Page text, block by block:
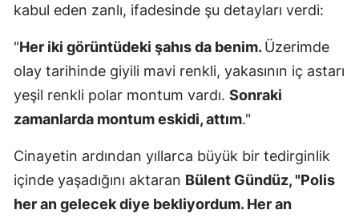
kabul eden zanlı, ifadesinde şu detayları verdi:
"Her iki görüntüdeki şahıs da benim.Üzerimde
olay tarihinde giyili mavi renkli, yakasının iç astarı
yeşil renkli polar montum vardı. Sonraki
zamanlarda montum eskidi, attım."
Cinayetin ardından yıllarca büyük bir tedirginlik
içinde yaşadığını aktaran Bülent Gündüz, "Polis
her an gelecek diye bekliyordum. Her an